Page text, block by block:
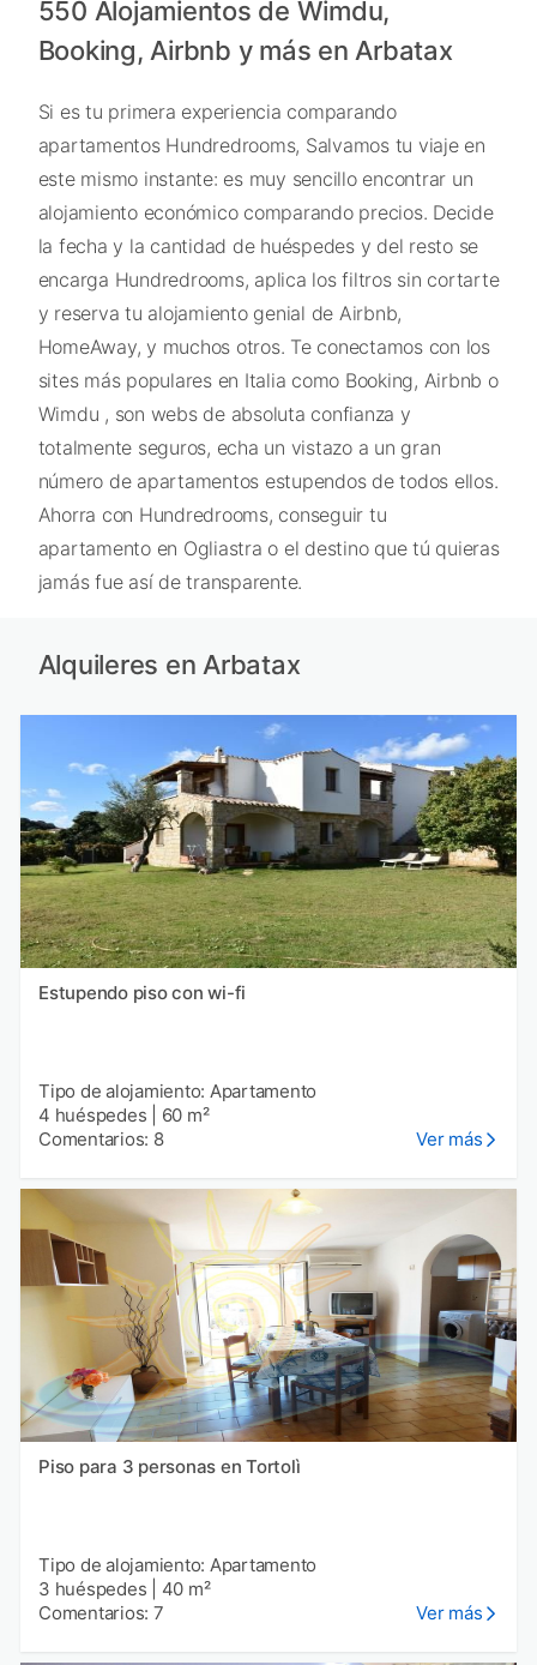
550 Alojamientos de Wimdu,
Booking, Airbnb y más en Arbatax
Si es tu primera experiencia comparando
apartamentos Hundredrooms, Salvamos tu viaje en
este mismo instante: es muy sencillo encontrar un
alojamiento económico comparando precios. Decide
la fecha y la cantidad de huéspedes y del resto se
encarga Hundredrooms, aplica los filtros sin cortarte
y reserva tu alojamiento genial de Airbnb,
HomeAway, y muchos otros. Te conectamos con los
sites más populares en Italia como Booking, Airbnb o
Wimdu , son webs de absoluta confianza y
totalmente seguros, echa un vistazo a un gran
número de apartamentos estupendos de todos ellos.
Ahorra con Hundredrooms, conseguir tu
apartamento en Ogliastra o el destino que tú quieras
jamás fue así de transparente.
Alquileres en Arbatax
Estupendo piso con wi-fi
Tipo de alojamiento: Apartamento
4 huéspedes
60 m²
Comentarios: 8
Ver más
Piso para 3 personas en Tortolì
Tipo de alojamiento: Apartamento
3 huéspedes
40 m²
Comentarios: 7
Ver más